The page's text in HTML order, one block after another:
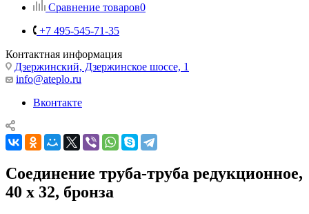
Сравнение товаров0
+7 495-545-71-35
Контактная информация
Дзержинский, Дзержинское шоссе, 1
info@ateplo.ru
Вконтакте
Соединение труба-труба редукционное,
40 х 32, бронза